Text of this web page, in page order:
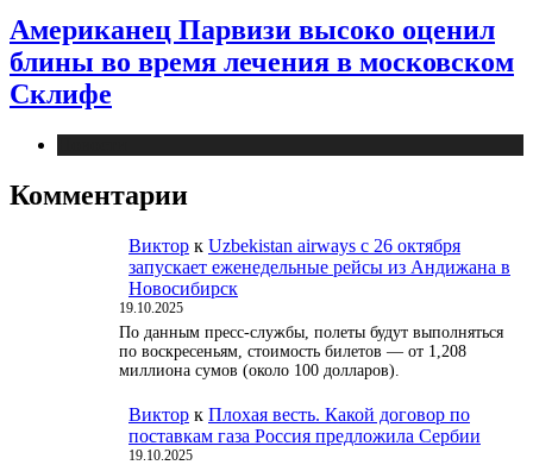
Американец Парвизи высоко оценил
блины во время лечения в московском
Склифе
Комментарии
Виктор к Uzbekistan airways с 26 октября
запускает еженедельные рейсы из Андижана в
Новосибирск
19.10.2025
По данным пресс-службы, полеты будут выполняться
по воскресеньям, стоимость билетов — от 1,208
миллиона сумов (около 100 долларов).
Виктор к Плохая весть. Какой договор по
поставкам газа Россия предложила Сербии
19.10.2025